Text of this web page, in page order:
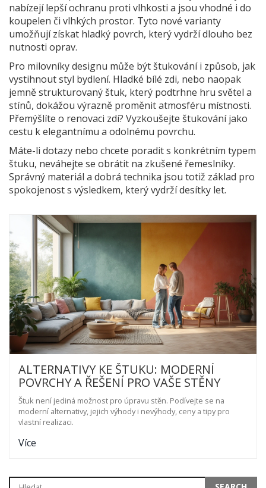
nabízejí lepší ochranu proti vlhkosti a jsou vhodné i do
koupelen či vlhkých prostor. Tyto nové varianty
umožňují získat hladký povrch, který vydrží dlouho bez
nutnosti oprav.
Pro milovníky designu může být štukování i způsob, jak
vystihnout styl bydlení. Hladké bílé zdi, nebo naopak
jemně strukturovaný štuk, který podtrhne hru světel a
stínů, dokážou výrazně proměnit atmosféru místnosti.
Přemýšlíte o renovaci zdí? Vyzkoušejte štukování jako
cestu k elegantnímu a odolnému povrchu.
Máte-li dotazy nebo chcete poradit s konkrétním typem
štuku, neváhejte se obrátit na zkušené řemeslníky.
Správný materiál a dobrá technika jsou totiž základ pro
spokojenost s výsledkem, který vydrží desítky let.
ALTERNATIVY KE ŠTUKU: MODERNÍ
POVRCHY A ŘEŠENÍ PRO VAŠE STĚNY
Štuk není jediná možnost pro úpravu stěn. Podívejte se na
moderní alternativy, jejich výhody i nevýhody, ceny a tipy pro
vlastní realizaci.
Více